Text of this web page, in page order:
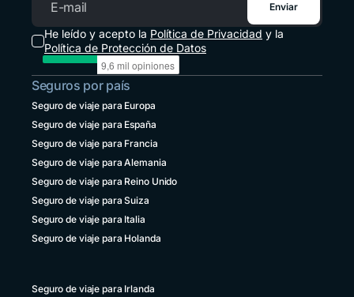
Panamá
+507 833 7978
Paraguay
+595 21 2380238
Perú
+51 1 6449164
República Dominicana
Uruguay
+598 4 135983937
Correo electrónico
Enviar
He leído y acepto la Política de Privacidad y la
Política de Protección de Datos
Seguros por país
Seguro de viaje para Europa
Seguro de viaje para España
Seguro de viaje para Francia
Seguro de viaje para Alemania
Seguro de viaje para Reino Unido
Seguro de viaje para Suiza
Seguro de viaje para Italia
Seguro de viaje para Holanda
Seguro de viaje para Irlanda